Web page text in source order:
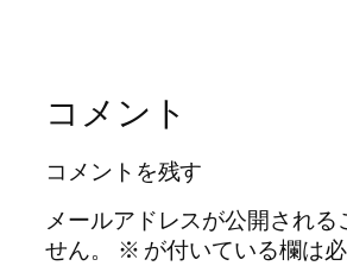
コメント
コメントを残す
メールアドレスが公開される
せん。
※ が付いている欄は